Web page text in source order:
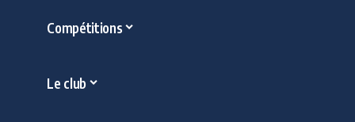
Compétitions
Le club